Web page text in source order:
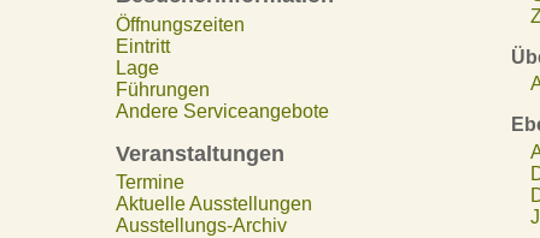
Öffnungszeiten
Eintritt
Lage
Führungen
Andere Serviceangebote
Veranstaltungen
Termine
Aktuelle Ausstellungen
Ausstellungs-Archiv